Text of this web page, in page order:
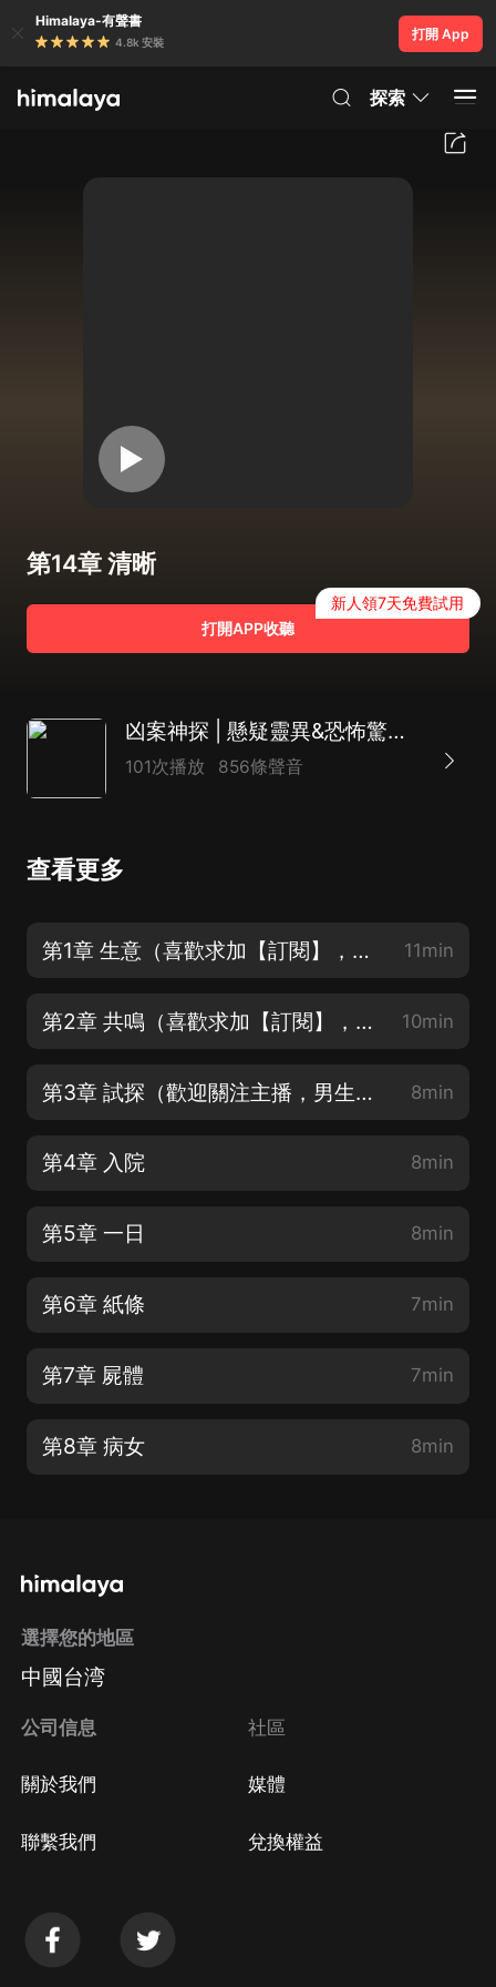
Himalaya-有聲書
4.8k 安裝
打開 App
探索
第14章 清晰
打開APP收聽
新人領7天免費試用
凶案神探 | 懸疑靈異&恐怖驚悚 | 破案高手 | AI電子書
101次播放 856條聲音
查看更多
第1章 生意（喜歡求加【訂閱】，求【評價】） 11min
第2章 共鳴（喜歡求加【訂閱】，求【評價】） 10min
第3章 試探（歡迎關注主播，男生小說朗讀機_奇跡） 8min
第4章 入院 8min
第5章 一日 8min
第6章 紙條 7min
第7章 屍體 7min
第8章 病女 8min
選擇您的地區
中國台湾
公司信息
關於我們
聯繫我們
社區
媒體
兌換權益